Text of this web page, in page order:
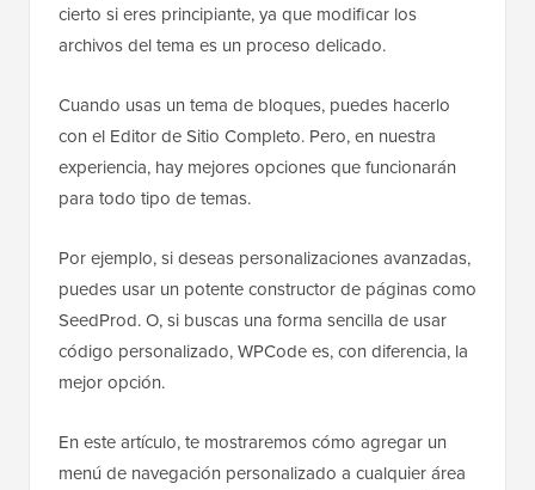
cierto si eres principiante, ya que modificar los
archivos del tema es un proceso delicado.
Cuando usas un tema de bloques, puedes hacerlo
con el Editor de Sitio Completo. Pero, en nuestra
experiencia, hay mejores opciones que funcionarán
para todo tipo de temas.
Por ejemplo, si deseas personalizaciones avanzadas,
puedes usar un potente constructor de páginas como
SeedProd. O, si buscas una forma sencilla de usar
código personalizado, WPCode es, con diferencia, la
mejor opción.
En este artículo, te mostraremos cómo agregar un
menú de navegación personalizado a cualquier área